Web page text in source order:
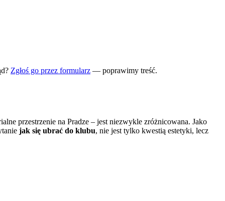
Zgłoś go przez formularz — poprawimy treść.
przestrzenie na Pradze – jest niezwykle zróżnicowana. Jako
jak się ubrać do klubu, nie jest tylko kwestią estetyki, lecz